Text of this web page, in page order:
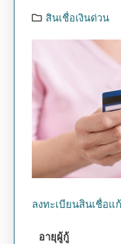
สินเชื่อเงินด่วน
ลงทะเบียนสินเชื่อ
อายุผู้กู้